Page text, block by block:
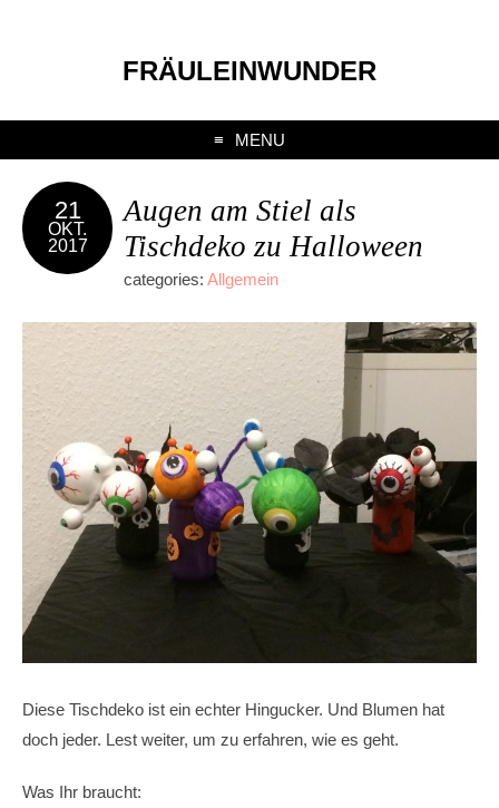
FRÄULEINWUNDER
MENU
21
OKT.
2017
Augen am Stiel als
Tischdeko zu Halloween
categories: Allgemein
Diese Tischdeko ist ein echter Hingucker. Und Blumen hat
doch jeder. Lest weiter, um zu erfahren, wie es geht.
Was Ihr braucht: